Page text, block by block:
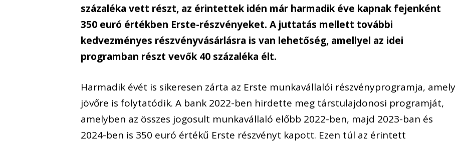
százaléka vett részt, az érintettek idén már harmadik éve kapnak fejenként
350 euró értékben Erste-részvényeket. A juttatás mellett további
kedvezményes részvényvásárlásra is van lehetőség, amellyel az idei
programban részt vevők 40 százaléka élt.
Harmadik évét is sikeresen zárta az Erste munkavállalói részvényprogramja, amely
jövőre is folytatódik. A bank 2022-ben hirdette meg társtulajdonosi programját,
amelyben az összes jogosult munkavállaló előbb 2022-ben, majd 2023-ban és
2024-ben is 350 euró értékű Erste részvényt kapott. Ezen túl az érintett